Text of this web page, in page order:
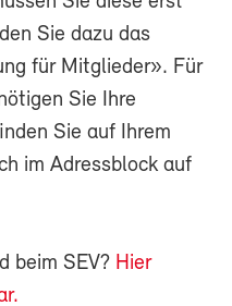
Sie dazu das
für Mitglieder». Für
Sie Ihre
Sie auf Ihrem
im Adressblock auf
beim SEV? Hier